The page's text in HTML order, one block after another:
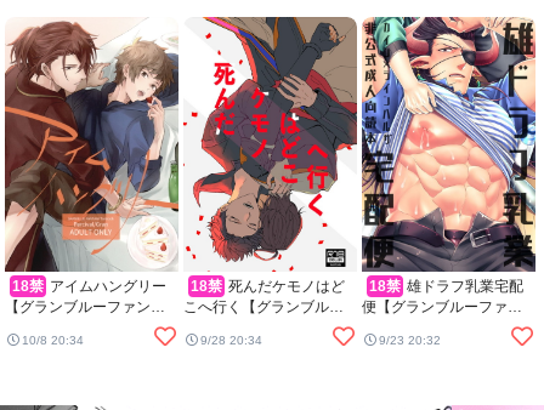
18禁
【グランブルーファンタ
10/8 20:34
18禁
こへ行く【グランブルー
ファンタジー/ベリサン】
9/28 20:34
18禁
便【グランブルーファン
タジー/カイン×ラインハル
ザ】9/23 20:32